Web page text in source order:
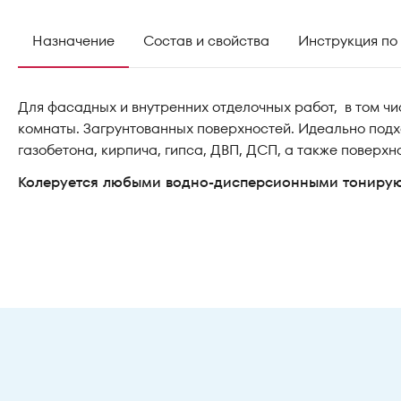
Назначение Состав и свойства Инструкция
Для фасадных и внутренних отделочных работ, в том
комнаты. Загрунтованных поверхностей. Идеально
газобетона, кирпича, гипса, ДВП, ДСП, а также
Колеруется любыми водно-дисперсионными